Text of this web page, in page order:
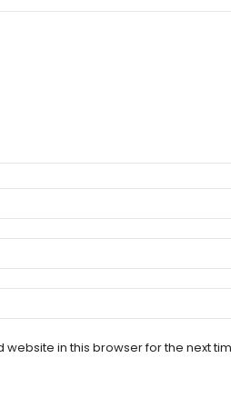
website in this browser for the next